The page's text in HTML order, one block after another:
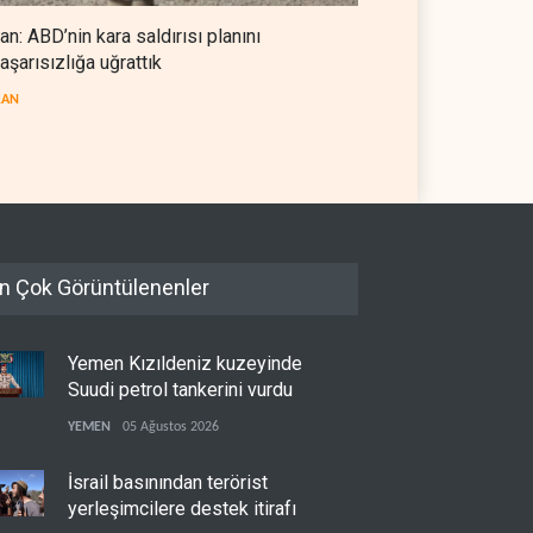
kim
ABD’nin kara saldırısı planını
uğrattık
Çok Görüntülenenler
Yemen Kızıldeniz kuzeyinde
Suudi petrol tankerini vurdu
YEMEN 05 Ağustos 2026
İsrail basınından terörist
yerleşimcilere destek itirafı